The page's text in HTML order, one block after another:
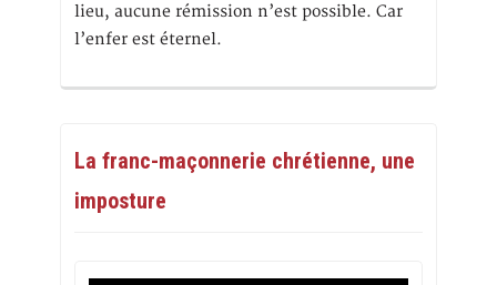
lieu, aucune rémission n’est possible. Car
l’enfer est éternel.
La franc-maçonnerie chrétienne, une
imposture